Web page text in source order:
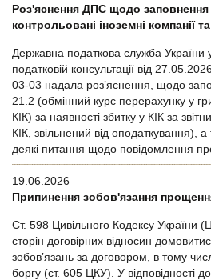
Роз'яснення ДПС щодо заповнення
контрольовані іноземні компанії
Державна податкова служба України у
податковій консультації від
03-03 надала роз’яснення, щодо
21.2 (обмінний курс перерахунку у
КІК) за наявності збитку у КІК за
КІК, звільнений від оподаткування),
деякі питання щодо повідомлення
19.06.2026
Припинення зобов'язання
Ст. 598 Цивільного Кодексу України
сторін договірних відносин
зобов’язань за договором, в тому
боргу (ст. 605 ЦКУ). У відповідності до